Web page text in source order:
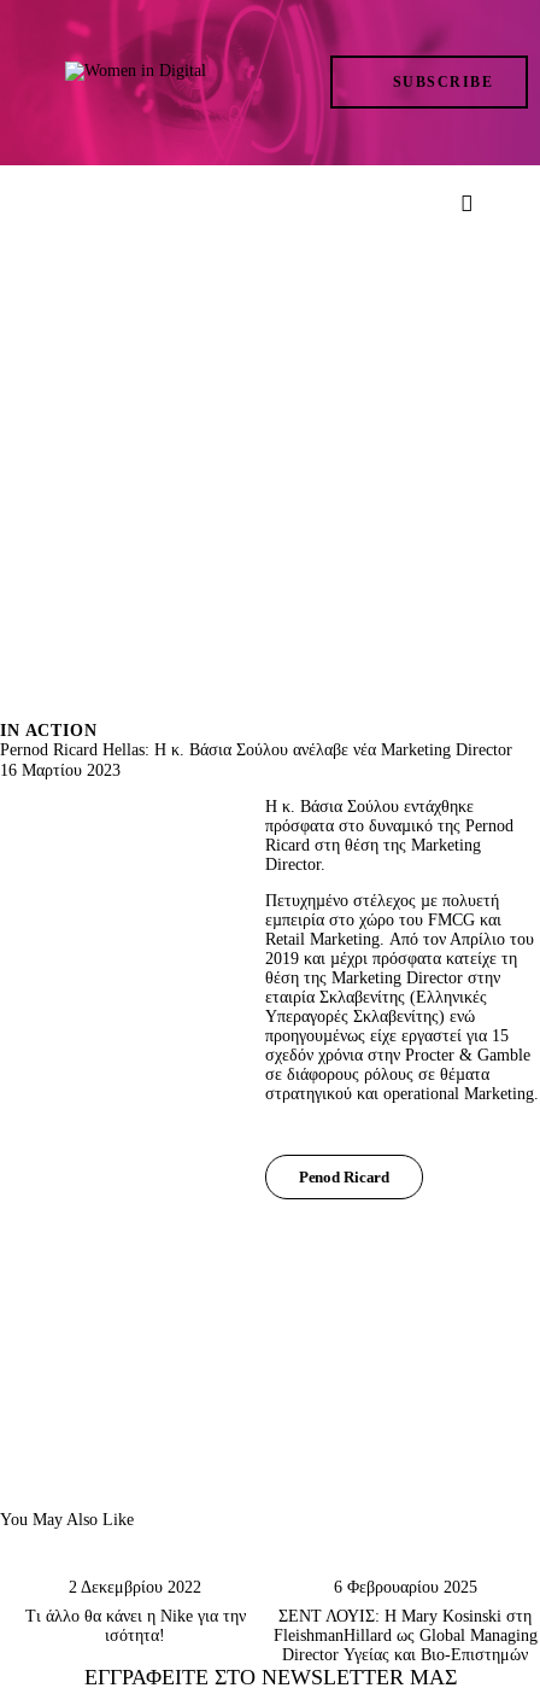
SUBSCRIBE
TRENDS
IN ACTION
Pernod Ricard Hellas: Η κ. Βάσια Σούλου ανέλαβε νέα Marketing Director
16 Μαρτίου 2023
Η κ. Βάσια Σούλου εντάχθηκε
πρόσφατα στο δυναµικό της Pernod
Ricard στη θέση της Marketing
Director.
Πετυχηµένο στέλεχος µε πολυετή
εµπειρία στο χώρο του FMCG και
Retail Marketing. Από τον Απρίλιο του
2019 και µέχρι πρόσφατα κατείχε τη
θέση της Marketing Director στην
εταιρία Σκλαβενίτης (Ελληνικές
Υπεραγορές Σκλαβενίτης) ενώ
προηγουµένως είχε εργαστεί για 15
σχεδόν χρόνια στην Procter & Gamble
σε διάφορους ρόλους σε θέµατα
στρατηγικού και operational Marketing.
Penod Ricard
You May Also Like
2 Δεκεμβρίου 2022
Τι άλλο θα κάνει η Nike για την
ισότητα!
6 Φεβρουαρίου 2025
ΣΕΝΤ ΛΟΥΙΣ: H Mary Kosinski στη
FleishmanHillard ως Global Managing
Director Υγείας και Βιο-Επιστημών
ΕΓΓΡΑΦΕΊΤΕ ΣΤΟ NEWSLETTER ΜΑΣ